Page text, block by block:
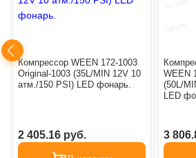
Компрессор WEEN 172-1003
Original-1003 (35L/MIN 12V 10
атм./150 PSI) LED фонарь.
2 405.16 руб.
WEEN
(50L/
LED
3